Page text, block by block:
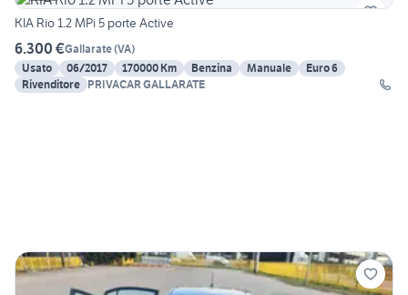
KIA Rio 1.2 MPi 5 porte Active
6.300 €Gallarate(VA)
Usato
06/2017 170000 Km Benzina Manuale
Euro 6
Rivenditore PRIVACAR GALLARATE